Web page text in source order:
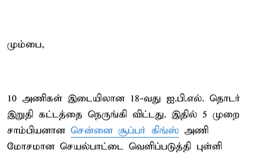
மும்பை,
10 அணிகள் இடையிலான 18-வது ஐ.பி.எல். தொடர்
இறுதி கட்டத்தை நெருங்கி விட்டது. இதில் 5 முறை
சாம்பியனான சென்னை சூப்பர் கிங்ஸ் அணி
மோசமான செயல்பாட்டை வெளிப்படுத்தி புள்ளி